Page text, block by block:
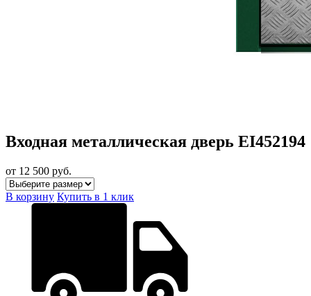
Входная металлическая дверь EI452194
от 12 500 руб.
В корзину Купить в 1 клик